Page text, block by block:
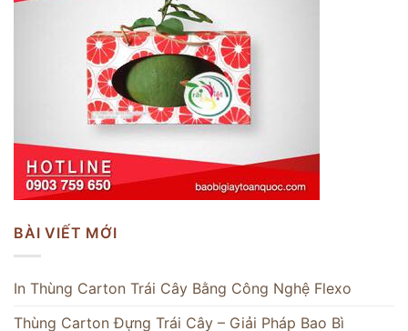
BÀI VIẾT MỚI
In Thùng Carton Trái Cây Bằng Công Nghệ Flexo
Thùng Carton Đựng Trái Cây – Giải Pháp Bao Bì